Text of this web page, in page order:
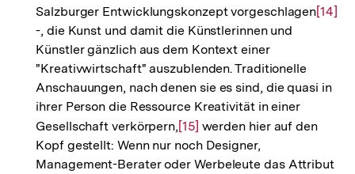
Salzburger Entwicklungskonzept vorgeschlagenZur
[14]
-, die Kunst und damit die Künstlerinnen und
Künstler gänzlich aus dem Kontext einer
"Kreativwirtschaft" auszublenden. Traditionelle
Anschauungen, nach denen sie es sind, die quasi in
ihrer Person die Ressource Kreativität in einer
Gesellschaft verkörpern,Zur
Auflösung
der
[15] werden hier auf den
Kopf gestellt: Wenn nur noch Designer,
Management-Berater oder Werbeleute das Attribut